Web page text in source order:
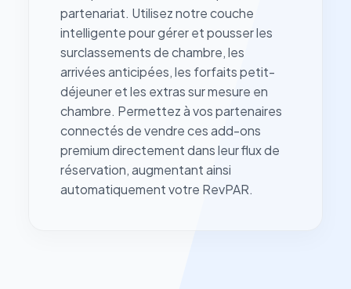
partenariat. Utilisez notre couche
intelligente pour gérer et pousser les
surclassements de chambre, les
arrivées anticipées, les forfaits petit-
déjeuner et les extras sur mesure en
chambre. Permettez à vos partenaires
connectés de vendre ces add-ons
premium directement dans leur flux de
réservation, augmentant ainsi
automatiquement votre RevPAR.